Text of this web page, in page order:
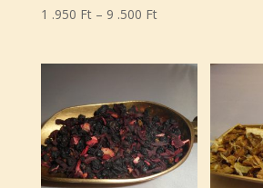
1 .950 Ft – 9 .500 FtÁrtartomány:
.950 Ft
9
.500 Ft